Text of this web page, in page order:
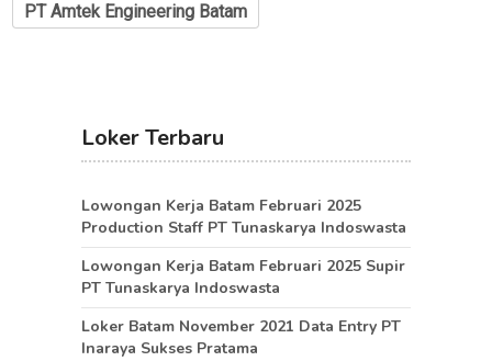
PT Amtek Engineering Batam
Loker Terbaru
Lowongan Kerja Batam Februari 2025
Production Staff PT Tunaskarya Indoswasta
Lowongan Kerja Batam Februari 2025 Supir
PT Tunaskarya Indoswasta
Loker Batam November 2021 Data Entry PT
Inaraya Sukses Pratama